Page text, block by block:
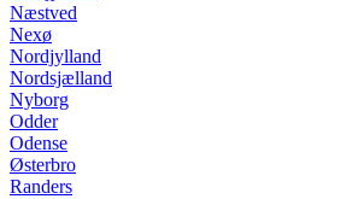
Næstved
Nexø
Nordjylland
Nordsjælland
Nyborg
Odder
Odense
Østerbro
Randers